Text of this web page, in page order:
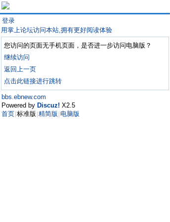
登录
用掌上论坛访问本站,拥有更好阅读体验
您访问的页面无手机页面，是否进一步访问电脑版？
继续访问
返回上一页
点击此链接进行跳转
bbs.ebnew.com
Powered by Discuz! X2.5
首页 标准版 精简版 电脑版